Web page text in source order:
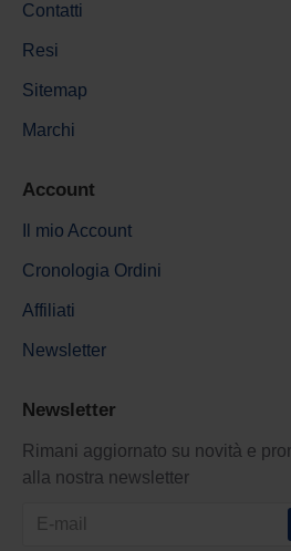
Contatti
Resi
Sitemap
Marchi
Account
Il mio Account
Cronologia Ordini
Affiliati
Newsletter
Newsletter
Rimani aggiornato su novità e
alla nostra newsletter